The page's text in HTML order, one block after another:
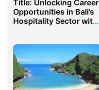
Title: Unlocking Career
Opportunities in Bali’s
Hospitality Sector with